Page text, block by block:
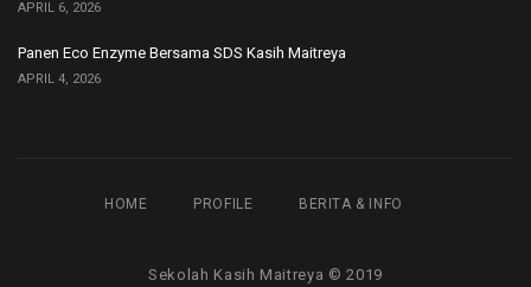
APRIL 6, 2026
Panen Eco Enzyme Bersama SDS Kasih Maitreya
APRIL 4, 2026
HOME PROFILE BERITA & INFO
Sekolah Kasih Maitreya © 2019